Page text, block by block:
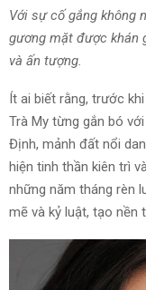
Với sự cố gắng không
gương mặt được khán
và ấn tượng.
Ít ai biết rằng, trước
Trà My từng gắn bó
Định, mảnh đất nổi
hiện tinh thần kiên trì
những năm tháng rèn
mẽ và kỷ luật, tạo nền